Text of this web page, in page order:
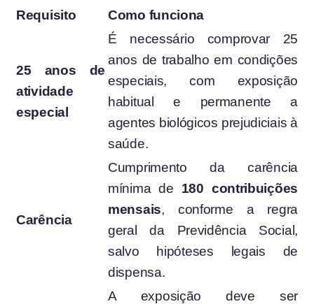
Requisito Como funciona
25 anos de
atividade
especial
É necessário comprovar 25
anos de trabalho em condições
especiais, com exposição
habitual e permanente a
agentes biológicos prejudiciais à
saúde.
Carência
Cumprimento da carência
mínima de 180 contribuições
mensais, conforme a regra
geral da Previdência Social,
salvo hipóteses legais de
dispensa.
A exposição deve ser